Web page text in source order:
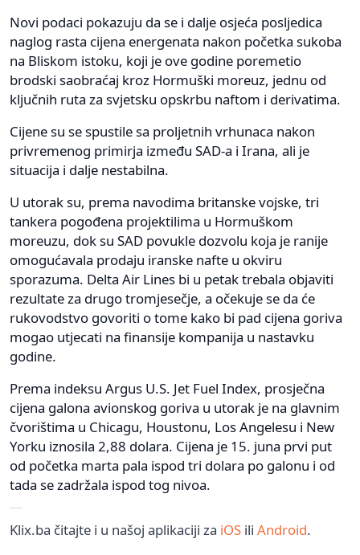
Novi podaci pokazuju da se i dalje osjeća posljedica
naglog rasta cijena energenata nakon početka sukoba
na Bliskom istoku, koji je ove godine poremetio
brodski saobraćaj kroz Hormuški moreuz, jednu od
ključnih ruta za svjetsku opskrbu naftom i derivatima.
Cijene su se spustile sa proljetnih vrhunaca nakon
privremenog primirja između SAD-a i Irana, ali je
situacija i dalje nestabilna.
U utorak su, prema navodima britanske vojske, tri
tankera pogođena projektilima u Hormuškom
moreuzu, dok su SAD povukle dozvolu koja je ranije
omogućavala prodaju iranske nafte u okviru
sporazuma. Delta Air Lines bi u petak trebala objaviti
rezultate za drugo tromjesečje, a očekuje se da će
rukovodstvo govoriti o tome kako bi pad cijena goriva
mogao utjecati na finansije kompanija u nastavku
godine.
Prema indeksu Argus U.S. Jet Fuel Index, prosječna
cijena galona avionskog goriva u utorak je na glavnim
čvorištima u Chicagu, Houstonu, Los Angelesu i New
Yorku iznosila 2,88 dolara. Cijena je 15. juna prvi put
od početka marta pala ispod tri dolara po galonu i od
tada se zadržala ispod tog nivoa.
Klix.ba čitajte i u našoj aplikaciji za iOS ili Android.